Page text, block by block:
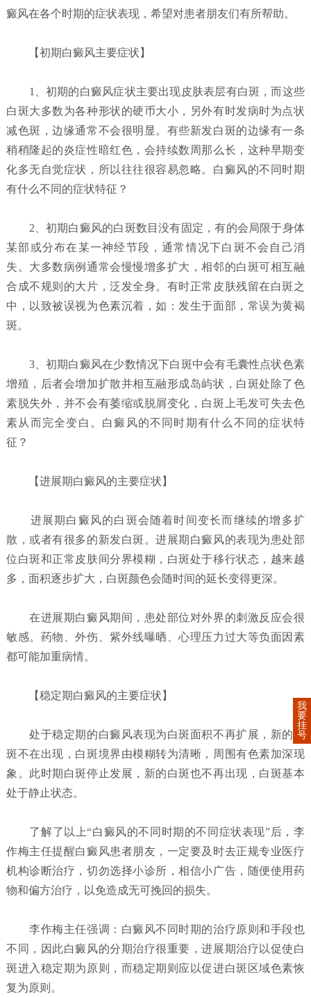
癜风在各个时期的症状表现，希望对患者朋友们有所帮助。
【初期白癜风主要症状】
1、初期的白癜风症状主要出现皮肤表层有白斑，而这些
白斑大多数为各种形状的硬币大小，另外有时发病时为点状
减色斑，边缘通常不会很明显。有些新发白斑的边缘有一条
稍稍隆起的炎症性暗红色，会持续数周那么长，这种早期变
化多无自觉症状，所以往往很容易忽略。白癜风的不同时期
有什么不同的症状特征？
2、初期白癜风的白斑数目没有固定，有的会局限于身体
某部或分布在某一神经节段，通常情况下白斑不会自己消
失。大多数病例通常会慢慢增多扩大，相邻的白斑可相互融
合成不规则的大片，泛发全身。有时正常皮肤残留在白斑之
中，以致被误视为色素沉着，如：发生于面部，常误为黄褐
斑。
3、初期白癜风在少数情况下白斑中会有毛囊性点状色素
增殖，后者会增加扩散并相互融形成岛屿状，白斑处除了色
素脱失外，并不会有萎缩或脱屑变化，白斑上毛发可失去色
素从而完全变白。白癜风的不同时期有什么不同的症状特
征？
【进展期白癜风的主要症状】
进展期白癜风的白斑会随着时间变长而继续的增多扩
散，或者有很多的新发白斑。进展期白癜风的表现为患处部
位白斑和正常皮肤间分界模糊，白斑处于移行状态，越来越
多，面积逐步扩大，白斑颜色会随时间的延长变得更深。
在进展期白癜风期间，患处部位对外界的刺激反应会很
敏感。药物、外伤、紫外线曝晒、心理压力过大等负面因素
都可能加重病情。
【稳定期白癜风的主要症状】
处于稳定期的白癜风表现为白斑面积不再扩展，新的白
斑不在出现，白斑境界由模糊转为清晰，周围有色素加深现
象。此时期白斑停止发展，新的白斑也不再出现，白斑基本
处于静止状态。
了解了以上“白癜风的不同时期的不同症状表现”后，李
作梅主任提醒白癜风患者朋友，一定要及时去正规专业医疗
机构诊断治疗，切勿选择小诊所，相信小广告，随便使用药
物和偏方治疗，以免造成无可挽回的损失。
李作梅主任强调：白癜风不同时期的治疗原则和手段也
不同，因此白癜风的分期治疗很重要，进展期治疗以促使白
斑进入稳定期为原则，而稳定期则应以促进白斑区域色素恢
复为原则。
我
要
挂
号